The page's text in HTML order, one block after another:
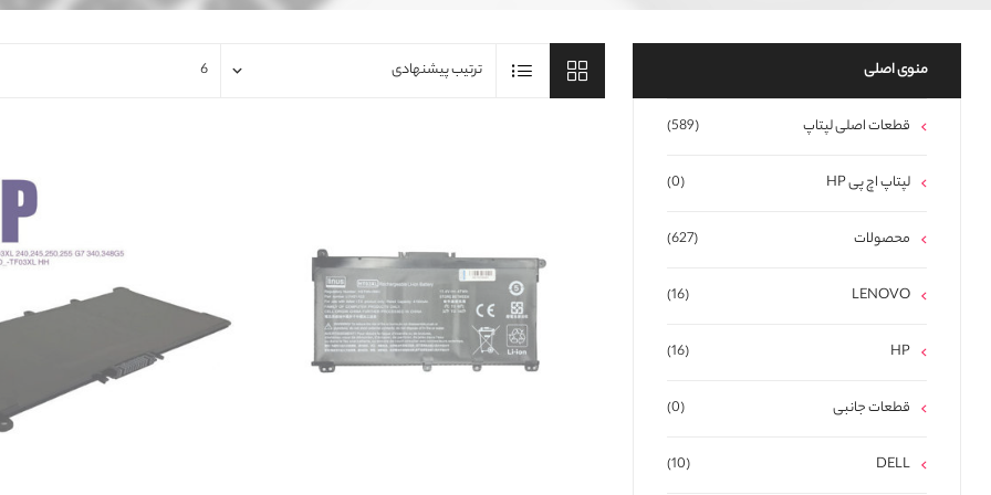
فلت لپتاپ
منوی اصلی
(589) قطعات اصلی لپتاپ
(0) لپتاپ اچ پی HP
(627) محصولات
(16) LENOVO
(16) HP
(0) قطعات جانبی
(10) DELL